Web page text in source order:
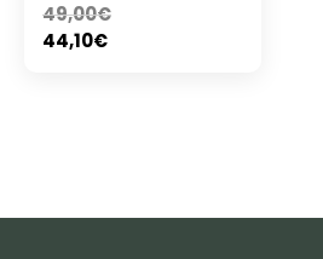
49,00€
44,10€